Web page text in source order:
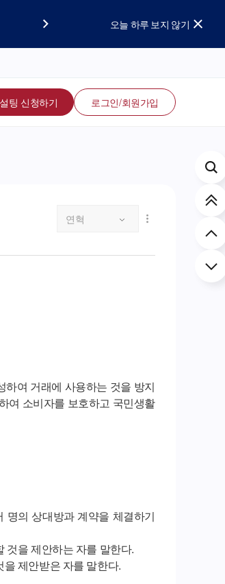
오늘 하루 보지 않기
팅 신청하기 로그인/회원가입
연혁
여 거래에 사용하는 것을 방지
여 소비자를 보호하고 국민생활
명의 상대방과 계약을 체결하기
것을 제안하는 자를 말한다.
제안받은 자를 말한다.